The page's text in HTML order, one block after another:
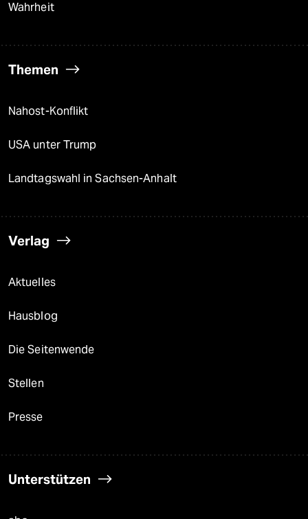
Wahrheit
Themen
Nahost-Konflikt
USA unter Trump
Landtagswahl in Sachsen-Anhalt
Verlag
Aktuelles
Hausblog
Die Seitenwende
Stellen
Presse
Unterstützen